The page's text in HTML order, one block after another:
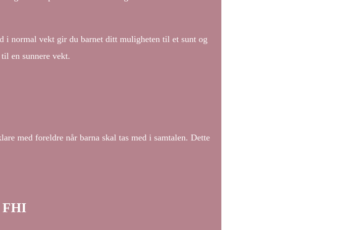
i normal vekt gir du barnet ditt muligheten til et sunt og
en sunnere vekt.
med foreldre når barna skal tas med i samtalen. Dette
FHI